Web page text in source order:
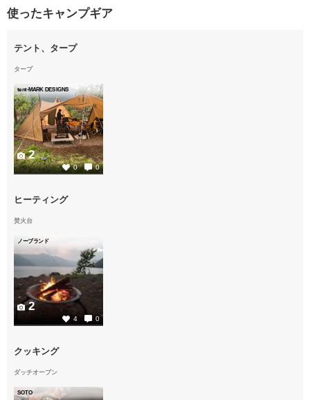
使ったキャンプギア
テント、タープ
タープ
tent-MARK DESIGNS
0 0
2
ヒーティング
焚火台
ノーブランド
4 0
2
クッキング
ダッチオーブン
SOTO